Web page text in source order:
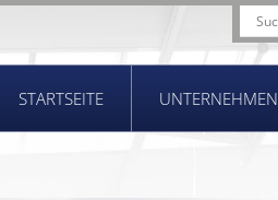
STARTSEITE UNTERNEHMEN